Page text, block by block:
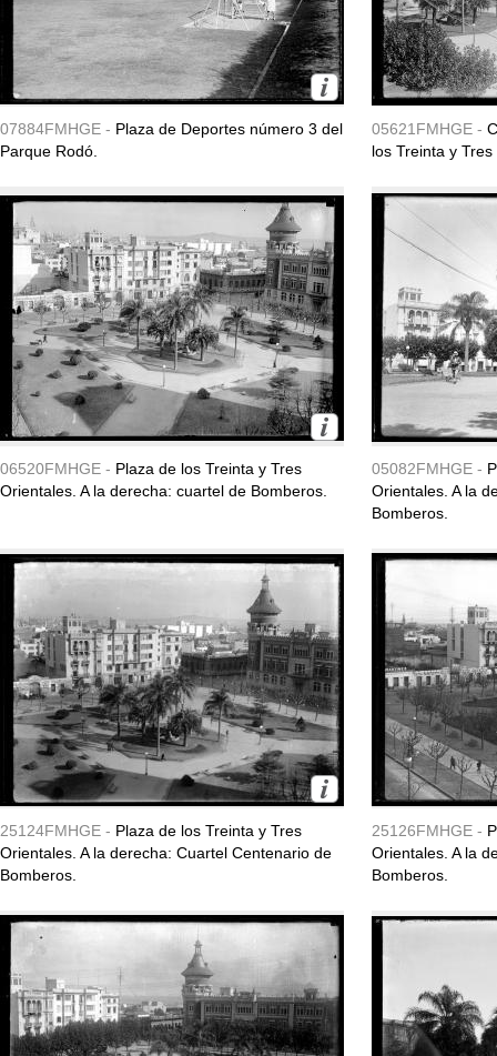
07884FMHGE - Plaza de Deportes número 3 del
Parque Rodó.
05621FMHGE -
los Treinta y
06520FMHGE - Plaza de los Treinta y Tres
Orientales. A la derecha: cuartel de Bomberos.
05082FMHGE -
Orientales. A la
Bomberos.
25124FMHGE - Plaza de los Treinta y Tres
Orientales. A la derecha: Cuartel Centenario de
Bomberos.
25126FMHGE -
Orientales. A la
Bomberos.